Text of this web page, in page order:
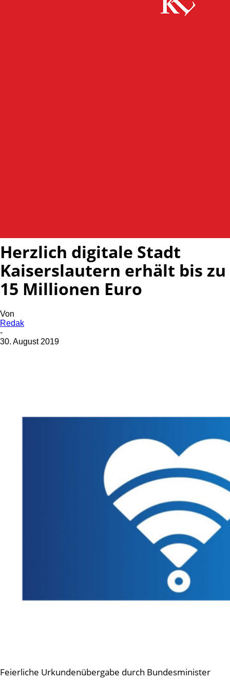
Herzlich digitale Stadt
Kaiserslautern erhält bis zu
15 Millionen Euro
Von
Redak
-
30. August 2019
Feierliche Urkundenübergabe durch Bundesminister